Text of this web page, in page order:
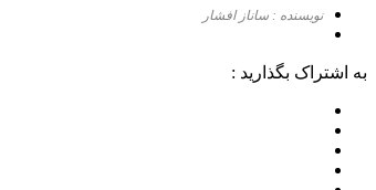
نویسنده : ساناز افشار
به اشتراک بگذارید :